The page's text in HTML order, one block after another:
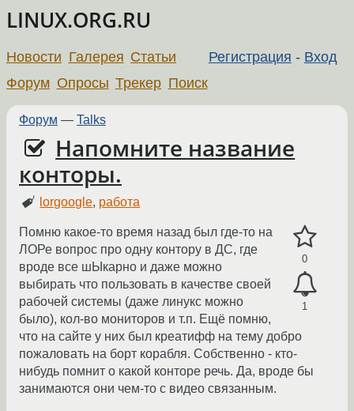
LINUX.ORG.RU
Регистрация - Вход
Новости Галерея Статьи
Форум Опросы Трекер Поиск
Форум — Talks
Напомните название
конторы.
lorgoogle, работа
0
1
Помню какое-то время назад был где-то на
ЛОРе вопрос про одну контору в ДС, где
вроде все шЫкарно и даже можно
выбирать что пользовать в качестве своей
рабочей системы (даже линукс можно
было), кол-во мониторов и т.п. Ещё помню,
что на сайте у них был креатифф на тему добро
пожаловать на борт корабля. Собственно - кто-
нибудь помнит о какой конторе речь. Да, вроде бы
занимаются они чем-то с видео связанным.